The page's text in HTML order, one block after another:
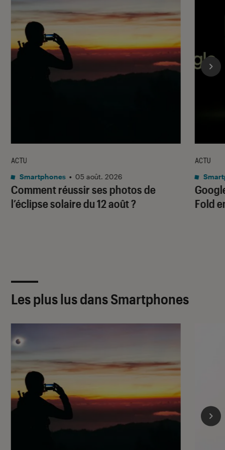
Comment réussir ses photos de
l’éclipse solaire du 12 août ?
ACTU
Smartphones • 05 août. 2026
Fold
ACTU
Les plus lus dans Smartphones